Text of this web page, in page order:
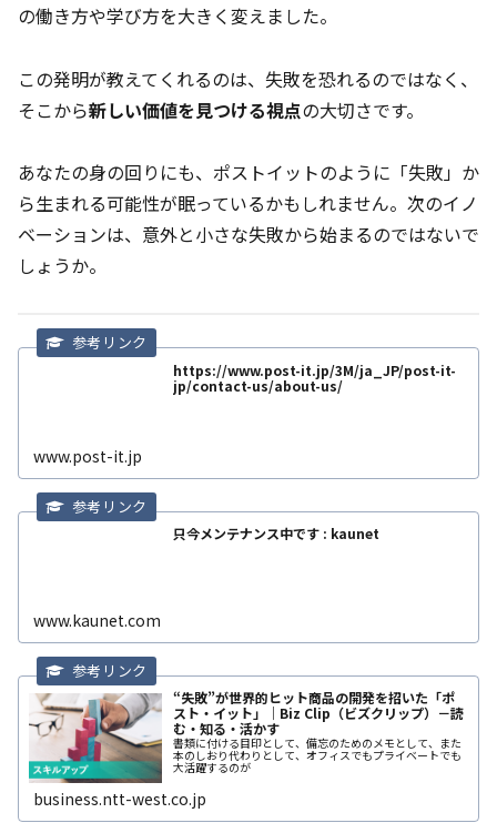
の働き方や学び方を大きく変えました。
この発明が教えてくれるのは、失敗を恐れるのではなく、
そこから新しい価値を見つける視点の大切さです。
あなたの身の回りにも、ポストイットのように「失敗」か
ら生まれる可能性が眠っているかもしれません。次のイノ
ベーションは、意外と小さな失敗から始まるのではないで
しょうか。
https://www.post-it.jp/3M/ja_JP/post-it-
jp/contact-us/about-us/
www.post-it.jp
只今メンテナンス中です : kaunet
www.kaunet.com
“失敗”が世界的ヒット商品の開発を招いた「ポ
スト・イット」｜Biz Clip（ビズクリップ）－読
む・知る・活かす
書類に付ける目印として、備忘のためのメモとして、また
本のしおり代わりとして、オフィスでもプライベートでも
大活躍するのが
business.ntt-west.co.jp